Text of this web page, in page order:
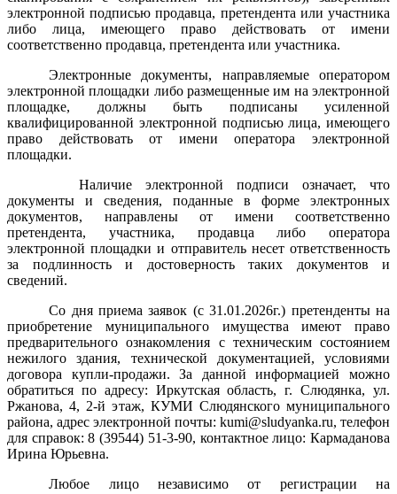
электронной подписью продавца, претендента или участника
либо лица, имеющего право действовать от имени
соответственно продавца, претендента или участника.
Электронные документы, направляемые оператором
электронной площадки либо размещенные им на электронной
площадке, должны быть подписаны усиленной
квалифицированной электронной подписью лица, имеющего
право действовать от имени оператора электронной
площадки.
Наличие электронной подписи означает, что
документы и сведения, поданные в форме электронных
документов, направлены от имени соответственно
претендента, участника, продавца либо оператора
электронной площадки и отправитель несет ответственность
за подлинность и достоверность таких документов и
сведений.
Со дня приема заявок (с 31.01.2026г.) претенденты на
приобретение муниципального имущества имеют право
предварительного ознакомления с техническим состоянием
нежилого здания, технической документацией, условиями
договора купли-продажи. За данной информацией можно
обратиться по адресу: Иркутская область, г. Слюдянка, ул.
Ржанова, 4, 2-й этаж, КУМИ Слюдянского муниципального
района, адрес электронной почты: kumi@sludyanka.ru, телефон
для справок: 8 (39544) 51-3-90, контактное лицо: Кармаданова
Ирина Юрьевна.
Любое лицо независимо от регистрации на